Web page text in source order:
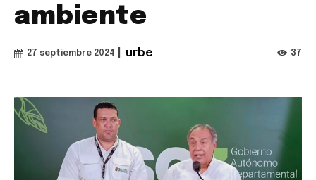
ambiente
27 septiembre 2024 urbe 37